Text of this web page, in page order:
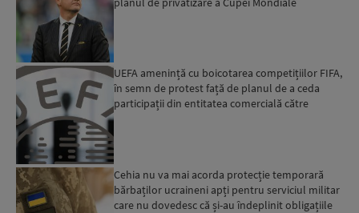
UEFA amenință cu boicotarea competițiilor FIFA,
în semn de protest față de planul de a ceda
participații din entitatea comercială către
Cehia nu va mai acorda protecție temporară
bărbaților ucraineni apți pentru serviciul militar
care nu dovedesc că și-au îndeplinit obligațiile